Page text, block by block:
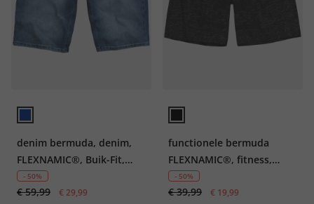
denim bermuda, denim,
FLEXNAMIC®, Buik-Fit,
gerecyclede polyester
- 50%
€ 59,99 € 29,99
functionele bermuda
FLEXNAMIC®, fitness,
Relaxed Fit, QuickDry, tot
7XL
- 50%
€ 39,99 € 19,99